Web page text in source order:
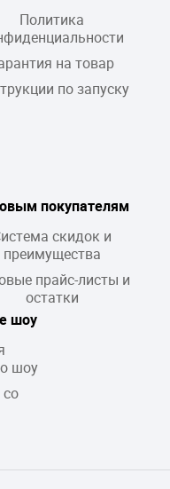
Политика
на товар
по запуску
покупателям
скидок и
преимущества
прайс-листы и
остатки
шоу
шоу